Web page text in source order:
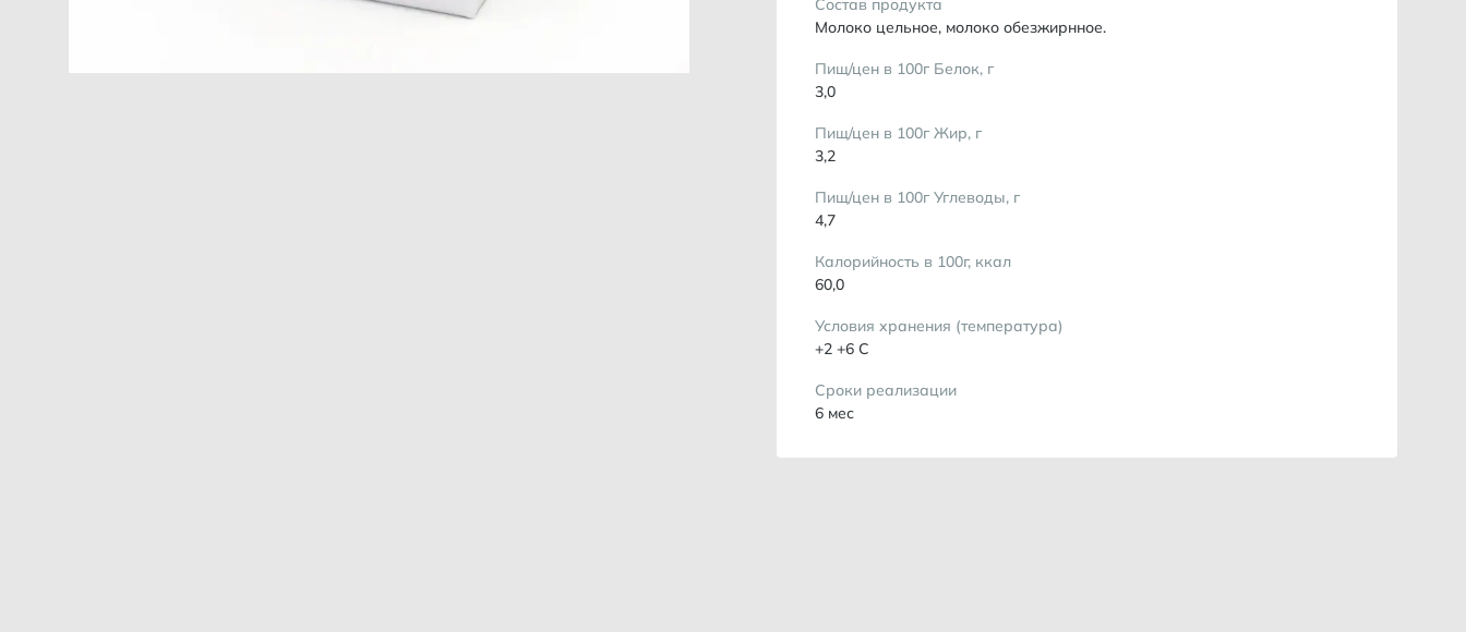
Состав продукта
Молоко цельное, молоко обезжирнное.
Пищ/цен в 100г Белок, г
3,0
Пищ/цен в 100г Жир, г
3,2
Пищ/цен в 100г Углеводы, г
4,7
Калорийность в 100г, ккал
60,0
Условия хранения (температура)
+2 +6 С
Сроки реализации
6 мес